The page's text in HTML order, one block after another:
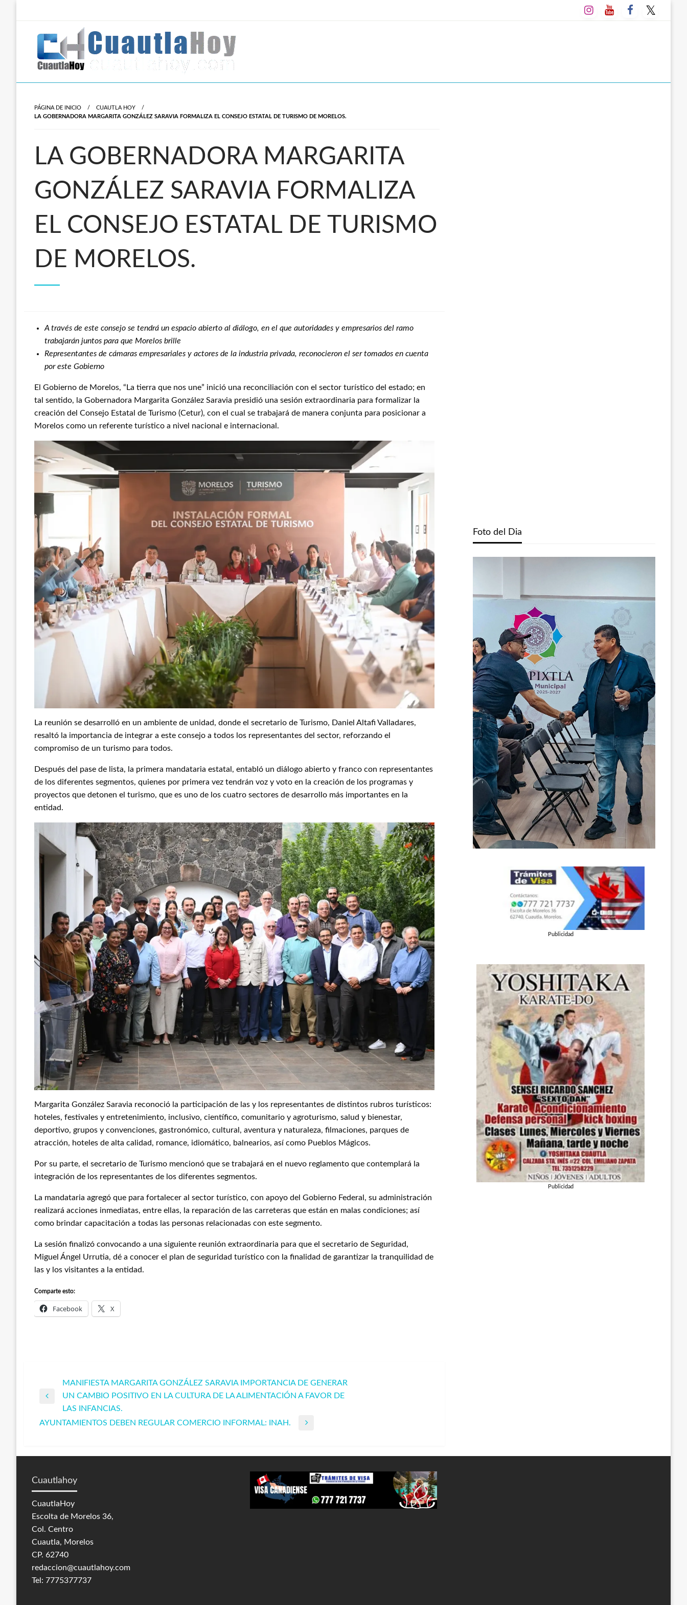
Revista digital del oriente de Morelos.
PÁGINA DE INICIO
CUAUTLA HOY
LA GOBERNADORA MARGARITA GONZÁLEZ SARAVIA FORMALIZA EL CONSEJO ESTATAL DE TURISMO DE MORELOS.
LA GOBERNADORA MARGARITA
GONZÁLEZ SARAVIA FORMALIZA
EL CONSEJO ESTATAL DE TURISMO
DE MORELOS.
A través de este consejo se tendrá un espacio abierto al diálogo, en el que autoridades y empresarios del ramo
trabajarán juntos para que Morelos brille
Representantes de cámaras empresariales y actores de la industria privada, reconocieron el ser tomados en cuenta
por este Gobierno
El Gobierno de Morelos, “La tierra que nos une” inició una reconciliación con el sector turístico del estado; en
tal sentido, la Gobernadora Margarita González Saravia presidió una sesión extraordinaria para formalizar la
creación del Consejo Estatal de Turismo (Cetur), con el cual se trabajará de manera conjunta para posicionar a
Morelos como un referente turístico a nivel nacional e internacional.
La reunión se desarrolló en un ambiente de unidad, donde el secretario de Turismo, Daniel Altafi Valladares,
resaltó la importancia de integrar a este consejo a todos los representantes del sector, reforzando el
compromiso de un turismo para todos.
Después del pase de lista, la primera mandataria estatal, entabló un diálogo abierto y franco con representantes
de los diferentes segmentos, quienes por primera vez tendrán voz y voto en la creación de los programas y
proyectos que detonen el turismo, que es uno de los cuatro sectores de desarrollo más importantes en la
entidad.
Margarita González Saravia reconoció la participación de las y los representantes de distintos rubros turísticos:
hoteles, festivales y entretenimiento, inclusivo, científico, comunitario y agroturismo, salud y bienestar,
deportivo, grupos y convenciones, gastronómico, cultural, aventura y naturaleza, filmaciones, parques de
atracción, hoteles de alta calidad, romance, idiomático, balnearios, así como Pueblos Mágicos.
Por su parte, el secretario de Turismo mencionó que se trabajará en el nuevo reglamento que contemplará la
integración de los representantes de los diferentes segmentos.
La mandataria agregó que para fortalecer al sector turístico, con apoyo del Gobierno Federal, su administración
realizará acciones inmediatas, entre ellas, la reparación de las carreteras que están en malas condiciones; así
como brindar capacitación a todas las personas relacionadas con este segmento.
La sesión finalizó convocando a una siguiente reunión extraordinaria para que el secretario de Seguridad,
Miguel Ángel Urrutia, dé a conocer el plan de seguridad turístico con la finalidad de garantizar la tranquilidad de
las y los visitantes a la entidad.
Comparte esto:
Facebook X
Navegación
de
MANIFIESTA MARGARITA GONZÁLEZ SARAVIA IMPORTANCIA DE GENERAR
UN CAMBIO POSITIVO EN LA CULTURA DE LA ALIMENTACIÓN A FAVOR DE
LAS INFANCIAS.
Entrada
AYUNTAMIENTOS DEBEN REGULAR COMERCIO INFORMAL: INAH.
Foto del Dia
Publicidad
Publicidad
Cuautlahoy
CuautlaHoy
Escolta de Morelos 36,
Col. Centro
Cuautla, Morelos
CP. 62740
redaccion@cuautlahoy.com
Tel: 7775377737